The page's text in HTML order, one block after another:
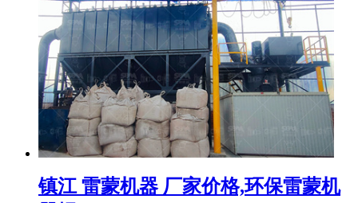
镇江 雷蒙机器 厂家价格,环保雷蒙机